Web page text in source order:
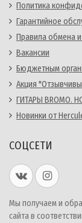
Политика
Гарантийное
Правила обмена
Вакансии
Бюджетным
Акция
ГИТАРЫ BROMO.
Новинки от
СОЦСЕТИ
Мы получаем и
сайта в